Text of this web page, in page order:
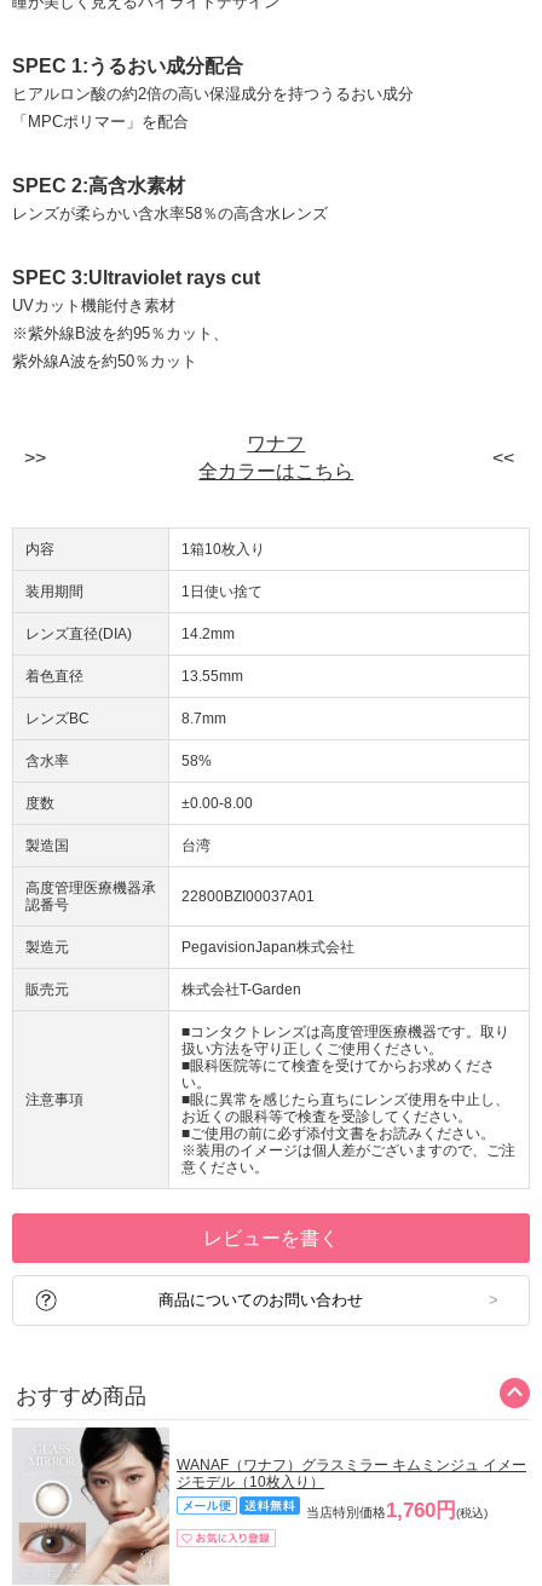
SPEC 1:うるおい成分配合
ヒアルロン酸の約2倍の高い保湿成分を持つうるおい成分
「MPCポリマー」を配合
SPEC 2:高含水素材
レンズが柔らかい含水率58％の高含水レンズ
SPEC 3:Ultraviolet rays cut
UVカット機能付き素材
※紫外線B波を約95％カット、
紫外線A波を約50％カット
ワナフ
全カラーはこちら
内容 1箱10枚入り
装用期間 1日使い捨て
レンズ直径(DIA) 14.2mm
着色直径 13.55mm
レンズBC 8.7mm
含水率 58%
度数 ±0.00-8.00
製造国 台湾
高度管理医療機器承
認番号
22800BZI00037A01
製造元 PegavisionJapan株式会社
販売元 株式会社T-Garden
注意事項
■コンタクトレンズは高度管理医療機器です。取り
扱い方法を守り正しくご使用ください。
■眼科医院等にて検査を受けてからお求めくださ
い。
■眼に異常を感じたら直ちにレンズ使用を中止し、
お近くの眼科等で検査を受診してください。
■ご使用の前に必ず添付文書をお読みください。
※装用のイメージは個人差がございますので、ご注
意ください。
レビューを書く
商品についてのお問い合わせ
おすすめ商品
WANAF（ワナフ）グラスミラー キムミンジュ イメー
ジモデル（10枚入り）
当店特別価格1,760円 (税込)